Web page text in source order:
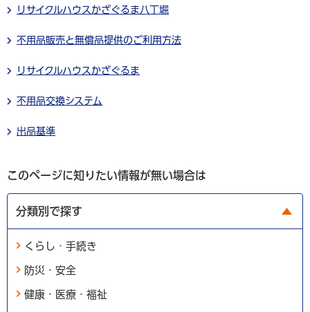
リサイクルハウスかざぐるま八丁堀
不用品販売と無償品提供のご利用方法
リサイクルハウスかざぐるま
不用品交換システム
出品基準
このページに知りたい情報が無い場合は
分類別で探す
くらし・手続き
防災・安全
健康・医療・福祉